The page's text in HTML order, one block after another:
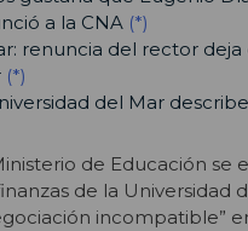
a la CNA (*)
renuncia del rector
(*)
del Mar
de Educación se
de la
incompatible”